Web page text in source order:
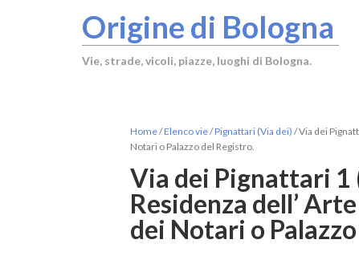
Origine di Bologna
Vie, strade, vicoli, piazze, luoghi di Bologna.
Home/Elenco vie/Pignattari (Via dei) /Via dei
Notari o Palazzo del Registro.
Via dei Pignattari 1
Residenza dell’
dei Notari o